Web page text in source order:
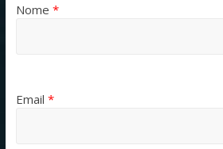
Nome *
Email *